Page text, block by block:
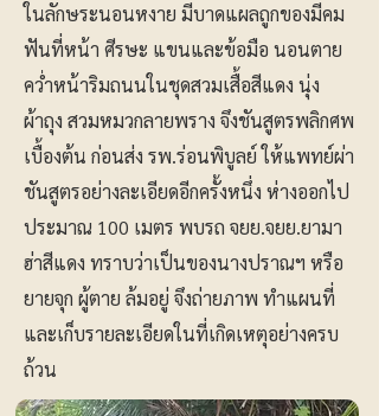
ในลักษระนอนหงาย มีบาดแผลถูกของมีคม
ฟันที่หน้า ศีรษะ แขนและข้อมือ นอนตาย
คว่ำหน้าริมถนนในชุดสวมเสื้อสีแดง นุ่ง
ผ้าถุง สวมหมวกลายพราง จึงชันสูตรพลิกศพ
เบื้องต้น ก่อนส่ง รพ.ร่อนพิบูลย์ ให้แพทย์ผ่า
ชันสูตรอย่างละเอียดอีกครั้งหนึ่ง ห่างออกไป
ประมาณ 100 เมตร พบรถ จยย.จยย.ยามา
ฮ่าสีแดง ทราบว่าเป็นของนางปราณฯ หรือ
ยายจุก ผู้ตาย ล้มอยู่ จึงถ่ายภาพ ทำแผนที่
และเก็บรายละเอียดในที่เกิดเหตุอย่างครบ
ถ้วน